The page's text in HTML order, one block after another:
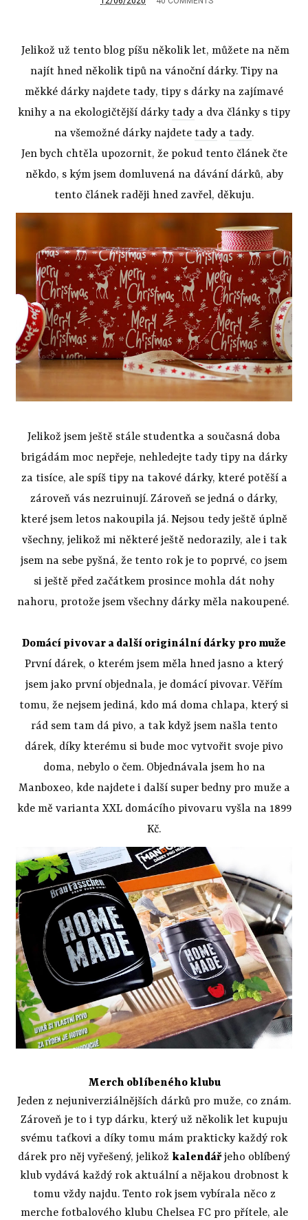
Jelikož už tento blog píšu několik let, můžete na něm
najít hned několik tipů na vánoční dárky. Tipy na
měkké dárky najdete tady, tipy s dárky na zajímavé
knihy a na ekologičtější dárky tady a dva články s tipy
na všemožné dárky najdete tady a tady.
Jen bych chtěla upozornit, že pokud tento článek čte
někdo, s kým jsem domluvená na dávání dárků, aby
tento článek raději hned zavřel, děkuju.
Jelikož jsem ještě stále studentka a současná doba
brigádám moc nepřeje, nehledejte tady tipy na dárky
za tisíce, ale spíš tipy na takové dárky, které potěší a
zároveň vás nezruinují. Zároveň se jedná o dárky,
které jsem letos nakoupila já. Nejsou tedy ještě úplně
všechny, jelikož mi některé ještě nedorazily, ale i tak
jsem na sebe pyšná, že tento rok je to poprvé, co jsem
si ještě před začátkem prosince mohla dát nohy
nahoru, protože jsem všechny dárky měla nakoupené.
Domácí pivovar a další originální dárky pro muže
První dárek, o kterém jsem měla hned jasno a který
jsem jako první objednala, je domácí pivovar. Věřím
tomu, že nejsem jediná, kdo má doma chlapa, který si
rád sem tam dá pivo, a tak když jsem našla tento
dárek, díky kterému si bude moc vytvořit svoje pivo
doma, nebylo o čem. Objednávala jsem ho na
Manboxeo, kde najdete i další super bedny pro muže a
kde mě varianta XXL domácího pivovaru vyšla na 1899
Kč.
Merch oblíbeného klubu
Jeden z nejuniverziálnějších dárků pro muže, co znám.
Zároveň je to i typ dárku, který už několik let kupuju
svému taťkovi a díky tomu mám prakticky každý rok
dárek pro něj vyřešený, jelikož kalendář jeho oblíbený
klub vydává každý rok aktuální a nějakou drobnost k
tomu vždy najdu. Tento rok jsem vybírala něco z
merche fotbalového klubu Chelsea FC pro přítele, ale